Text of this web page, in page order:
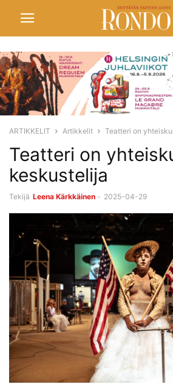
ARTIKKELIT Artikkelit Teatteri on
Teatteri on
keskustelija
Tekijä Leena Kärkkäinen - 2025-04-29